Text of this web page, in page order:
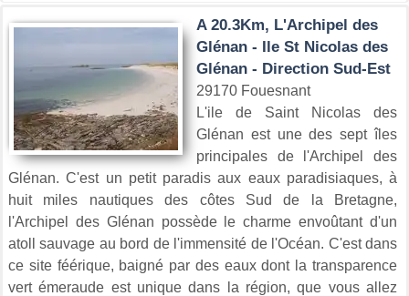
A 20.3Km, L'Archipel des
Glénan - Ile St Nicolas des
Glénan - Direction Sud-Est
29170 Fouesnant
L'ile de Saint Nicolas des
Glénan est une des sept îles
principales de l'Archipel des
Glénan. C'est un petit paradis aux eaux paradisiaques, à
huit miles nautiques des côtes Sud de la Bretagne,
l'Archipel des Glénan possède le charme envoûtant d'un
atoll sauvage au bord de l'immensité de l'Océan. C'est dans
ce site féérique, baigné par des eaux dont la transparence
vert émeraude est unique dans la région, que vous allez